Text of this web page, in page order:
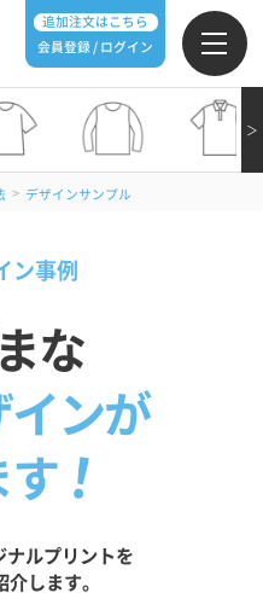
追加注文はこちら
会員登録 / ログイン
＞
> デザインサンプル
ン事例
な
インが
す
ルプリントを
します。